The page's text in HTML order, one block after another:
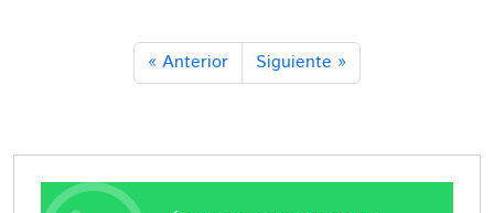
« Anterior Siguiente »